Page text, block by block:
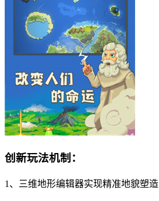
创新玩法机制：
1、三维地形编辑器实现精准地貌塑造